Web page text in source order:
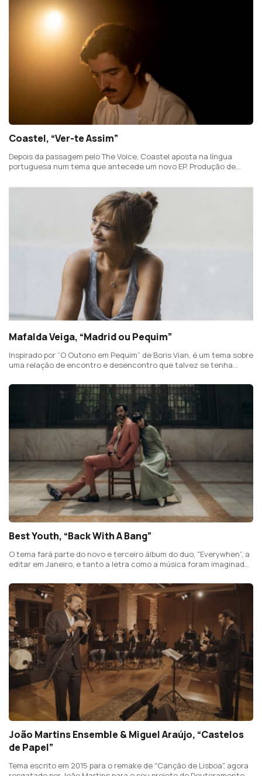
Coastel, “Ver-te Assim”
Depois da passagem pelo The Voice, Coastel aposta na língua
portuguesa num tema que antecede um novo EP. Produção de
Mafalda Veiga, “Madrid ou Pequim”
Inspirado por “O Outono em Pequim” de Boris Vian, é um tema sobre
uma relação de encontro e desencontro que talvez se tenha
Particular".
Best Youth, “Back With A Bang”
O tema fará parte do novo e terceiro álbum do duo, "Everywhen”, a
editar em Janeiro, e tanto a letra como a música foram imaginados
duas posturas opostas.
João Martins Ensemble & Miguel Araújo, “Castelos
de Papel”
Tema escrito em 2015 para o remake de "Canção de Lisboa", agora